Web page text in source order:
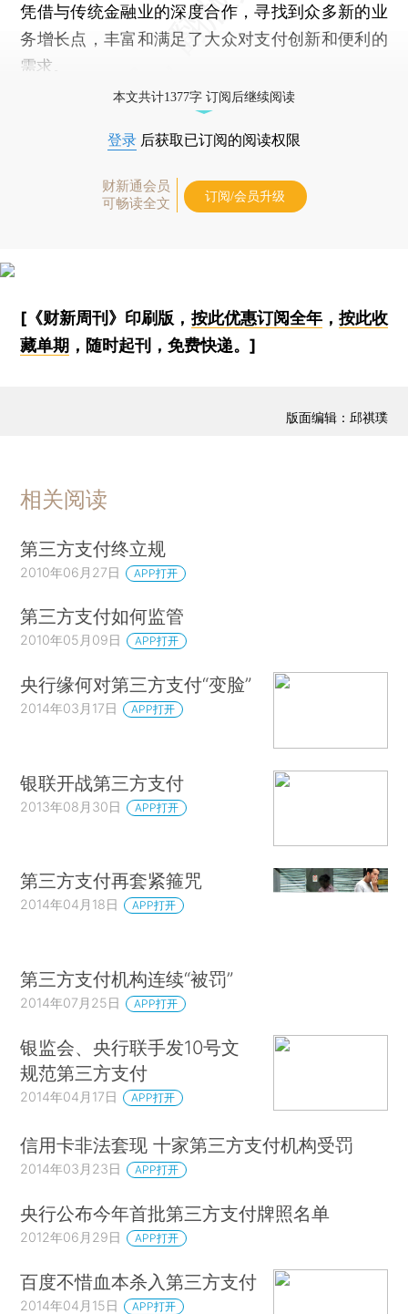
凭借与传统金融业的深度合作，寻找到众多新的业
务增长点，丰富和满足了大众对支付创新和便利的
需求。
本文共计1377字 订阅后继续阅读
登录 后获取已订阅的阅读权限
财新通会员
可畅读全文
订阅/会员升级
[《财新周刊》印刷版， 按此优惠订阅全年， 按此收
藏单期 ，随时起刊，免费快递。]
版面编辑：邱祺璞
相关阅读
第三方支付终立规
2010年06月27日 APP打开
第三方支付如何监管
2010年05月09日 APP打开
央行缘何对第三方支付“变脸”
2014年03月17日 APP打开
银联开战第三方支付
2013年08月30日 APP打开
第三方支付再套紧箍咒
2014年04月18日 APP打开
第三方支付机构连续“被罚”
2014年07月25日 APP打开
银监会、央行联手发10号文
规范第三方支付
2014年04月17日 APP打开
信用卡非法套现 十家第三方支付机构受罚
2014年03月23日 APP打开
央行公布今年首批第三方支付牌照名单
2012年06月29日 APP打开
百度不惜血本杀入第三方支付
2014年04月15日 APP打开